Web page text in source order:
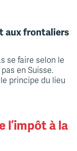
aux frontaliers
se faire selon le
en Suisse.
principe du lieu
l’impôt à la